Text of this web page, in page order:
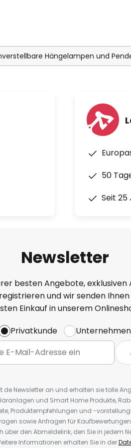
Hängelampen und
50
Seit 25
Newsletter
besten Angebote,
und wir senden
Einkauf in unserem
Privatkunde
Unternehmen
Newsletter an und erhalten sie tolle
und Smart Home Produkte,
Produktempfehlungen und -
sowie Anfragen für
den Abmeldelink, den Sie in jedem
Informationen erhalten Sie in der